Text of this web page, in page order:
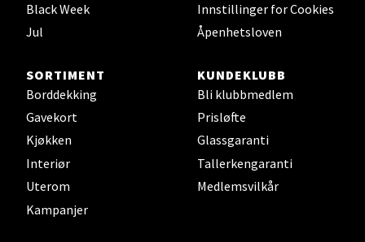
Black Week
Jul
Innstillinger for Cookies
Åpenhetsloven
SORTIMENT
Borddekking
Gavekort
Kjøkken
Interiør
Uterom
Kampanjer
KUNDEKLUBB
Bli klubbmedlem
Prisløfte
Glassgaranti
Tallerkengaranti
Medlemsvilkår
Oslo - Thon Senter Storo
Vitaminveien 7 - 9, 0485 Oslo
Åpent i dag 10-21